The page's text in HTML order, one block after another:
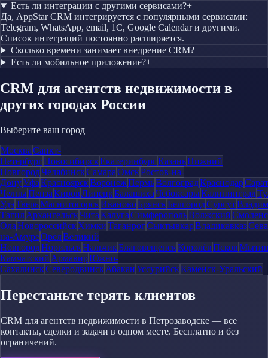
Есть ли интеграции с другими сервисами?+
Да, AppStar CRM интегрируется с популярными сервисами:
Telegram, WhatsApp, email, 1С, Google Calendar и другими.
Список интеграций постоянно расширяется.
Сколько времени занимает внедрение CRM?+
Есть ли мобильное приложение?+
CRM для агентств недвижимости в
других городах России
Выберите ваш город
МоскваСанкт-
ПетербургНовосибирскЕкатеринбургКазаньНижний
НовгородЧелябинскСамараОмскРостов-на-
ДонуУфаКрасноярскВоронежПермьВолгоградКраснодар
ЧелныПензаКировЛипецкБалашихаЧебоксарыКалининград
УдэТверьМагнитогорскИвановоБрянскБелгородСургут
ТагилАрхангельскЧитаКалугаСимферопольВолжский
ОлаНовороссийскХимкиТаганрогСыктывкарВладикавказ
на-АмуреОрёлВеликий
НовгородНорильскНальчикБлаговещенскКоролёвПсков
Камчатский АрмавирЮжно-
СахалинскСеверодвинскАбаканУссурийскКаменск-Уральский
Перестаньте терять клиентов
CRM для агентств недвижимости в Петрозаводске — все
контакты, сделки и задачи в одном месте. Бесплатно и без
ограничений.